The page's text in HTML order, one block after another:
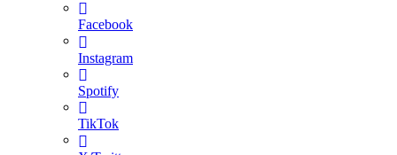
Facebook
Instagram
Spotify
TikTok